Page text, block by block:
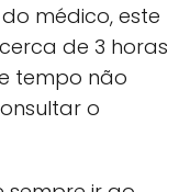
médico, este
de 3 horas
tempo não
o